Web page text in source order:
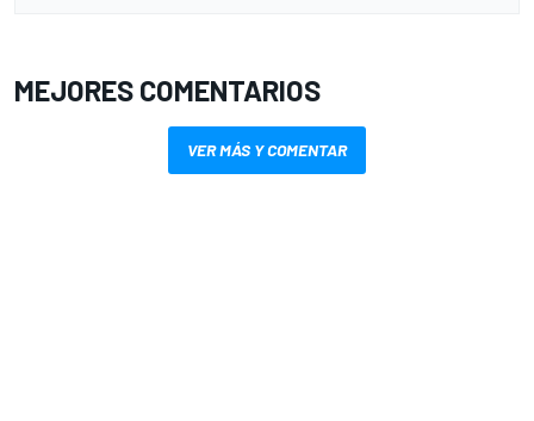
MEJORES COMENTARIOS
VER MÁS Y COMENTAR